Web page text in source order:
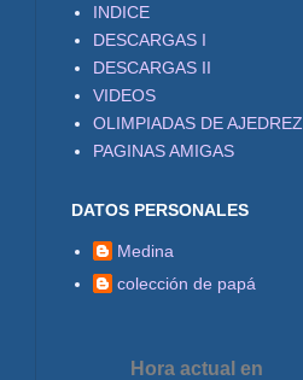
INDICE
DESCARGAS I
DESCARGAS II
VIDEOS
OLIMPIADAS DE AJEDREZ
PAGINAS AMIGAS
DATOS PERSONALES
Medina
colección de papá
Hora actual en